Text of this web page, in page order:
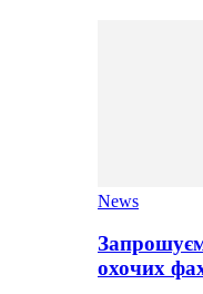
News
охочих